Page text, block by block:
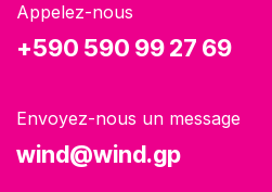
Appelez-nous
+590 590 99 27 69
Envoyez-nous un message
wind@wind.gp